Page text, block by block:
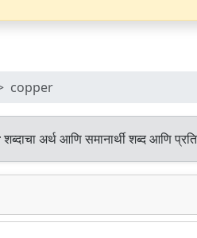
copper
शब्दाचा अर्थ आणि समानार्थी शब्द आणि